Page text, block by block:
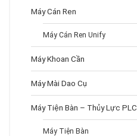
Máy Cán Ren
Máy Cán Ren Unify
Máy Khoan Cần
Máy Mài Dao Cụ
Máy Tiện Bàn – Thủy Lực PLC
Máy Tiện Bàn